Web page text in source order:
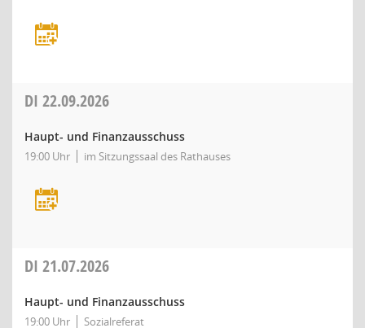
DI 22.09.2026
Haupt- und Finanzausschuss
19:00 Uhr im Sitzungssaal des Rathauses
DI 21.07.2026
Haupt- und Finanzausschuss
19:00 Uhr Sozialreferat